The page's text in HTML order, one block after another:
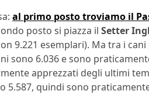
al primo posto troviamo il
posto si piazza il Setter
9.221 esemplari). Ma tra i
sono 6.036 e sono
apprezzati degli ultimi
5.587, quindi sono